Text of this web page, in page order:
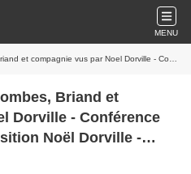
MENU
- Conférence dans le cadre de l'exposition Noël Dorville - Musée des Beaux-arts BEAUNE
Briand et
Dorville - Conférence
Noël Dorville -